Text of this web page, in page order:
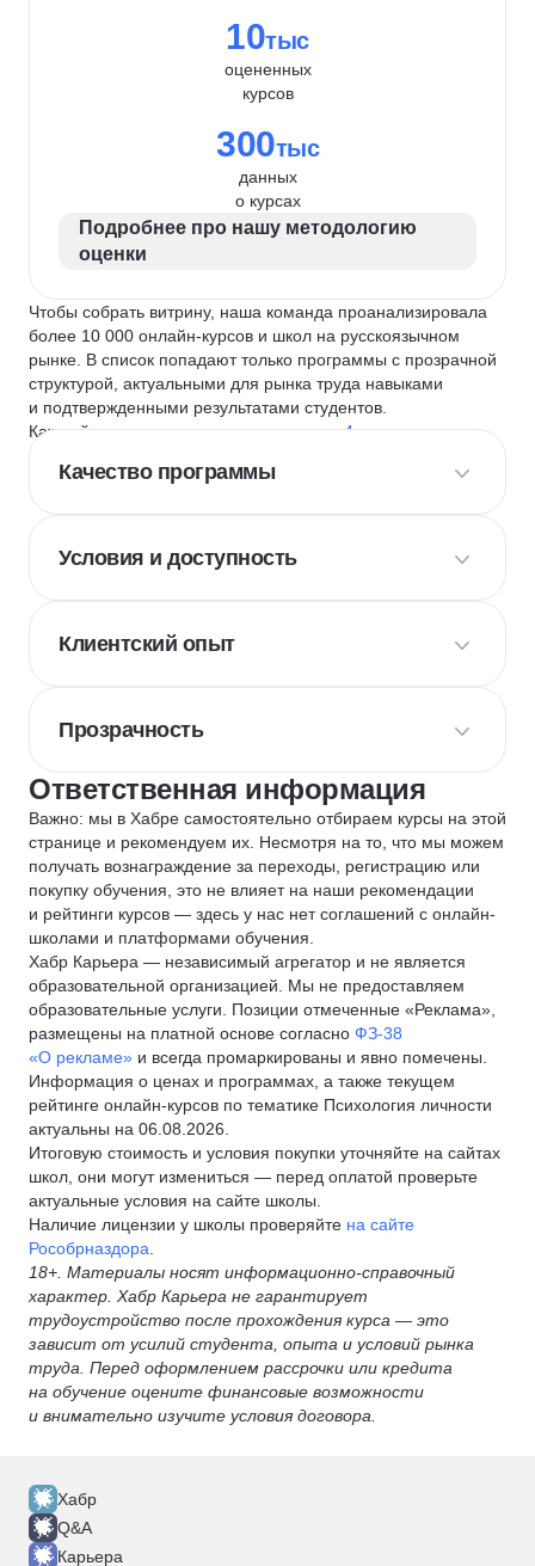
10тыс
оцененных
курсов
300тыс
данных
о курсах
Подробнее про нашу методологию
оценки
Чтобы собрать витрину, наша команда проанализировала
более 10 000 онлайн-курсов и школ на русскоязычном
рынке. В список попадают только программы с прозрачной
структурой, актуальными для рынка труда навыками
и подтвержденными результатами студентов.
Каждый курс и школу мы оцениваем по
4 критериям
Качество программы
Условия и доступность
Клиентский опыт
Прозрачность
Ответственная информация
Важно: мы в Хабре самостоятельно отбираем курсы на этой
странице и рекомендуем их. Несмотря на то, что мы можем
получать вознаграждение за переходы, регистрацию или
покупку обучения, это не влияет на наши рекомендации
и рейтинги курсов — здесь у нас нет соглашений с онлайн-
школами и платформами обучения.
Хабр Карьера — независимый агрегатор и не является
образовательной организацией. Мы не предоставляем
образовательные услуги. Позиции отмеченные «Реклама»,
размещены на платной основе согласно ФЗ-38
«О рекламе» и всегда промаркированы и явно помечены.
Информация о ценах и программах, а также текущем
рейтинге онлайн-курсов по тематике Психология личности
актуальны на 06.08.2026.
Итоговую стоимость и условия покупки уточняйте на сайтах
школ, они могут измениться — перед оплатой проверьте
актуальные условия на сайте школы.
Наличие лицензии у школы проверяйте на сайте
Рособрназдора
18+. Материалы носят информационно-справочный
характер. Хабр Карьера не гарантирует
трудоустройство после прохождения курса — это
зависит от усилий студента, опыта и условий рынка
труда. Перед оформлением рассрочки или кредита
на обучение оцените финансовые возможности
и внимательно изучите условия договора.
Хабр
Q&A
Карьера